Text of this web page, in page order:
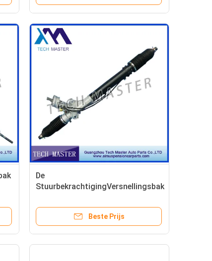
De
StuurbekrachtigingVersnellingsbak
4B1422066J van het
LeidingssysteemBeste Prijs